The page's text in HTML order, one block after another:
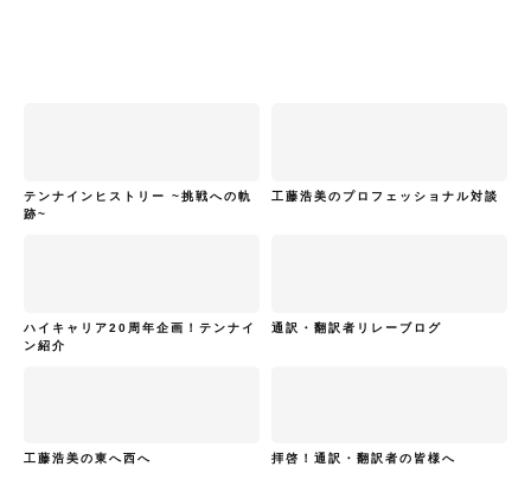
テンナインヒストリー ~挑戦への軌
跡~
工藤浩美のプロフェッショナル対談
ハイキャリア20周年企画！テンナイ
ン紹介
通訳・翻訳者リレーブログ
工藤浩美の東へ西へ 拝啓！通訳・翻訳者の皆様へ